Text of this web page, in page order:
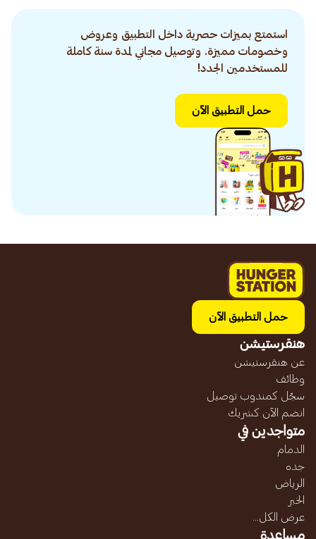
استمتع بميزات حصرية داخل التطبيق وعروض
وخصومات مميزة. وتوصيل مجاني لمدة سنة كاملة
للمستخدمين الجدد!
حمل التطبيق الآن
حمل التطبيق الآن
هنقرستيشن
عن هنقرستيشن
وظائف
سجّل كمندوب توصيل
انضم الآن كشريك
متواجدين في
الدمام
جده
الرياض
الخبر
عرض الكل...
مساعدة